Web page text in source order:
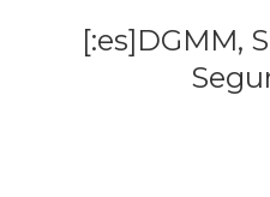
[:es]DGMM,